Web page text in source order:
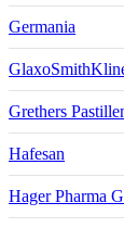
Germania
Grethers
Hafesan
Hager Pharma